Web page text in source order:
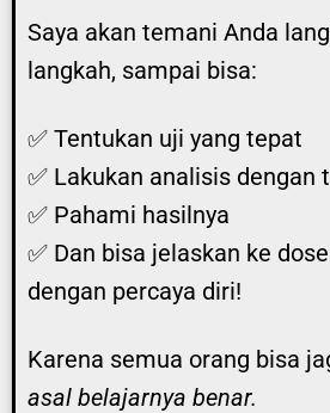
Saya akan temani Anda
langkah, sampai bisa:
✅ Tentukan uji yang tepat
✅ Lakukan analisis dengan
✅ Pahami hasilnya
✅ Dan bisa jelaskan ke
dengan percaya diri!
Karena semua orang bisa
asal belajarnya benar.